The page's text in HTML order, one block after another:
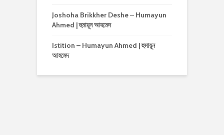
Joshoha Brikkher Deshe – Humayun
Ahmed | হুমায়ূন আহমেদ
Istition – Humayun Ahmed | হুমায়ূন
আহমেদ